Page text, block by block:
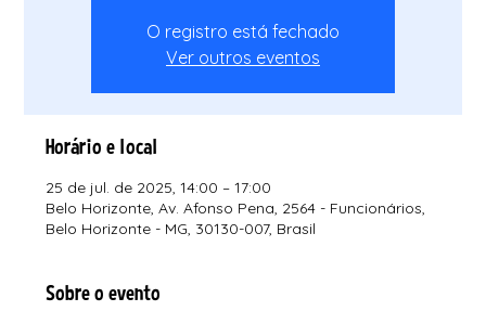
O registro está fechado
Ver outros eventos
Horário e local
25 de jul. de 2025, 14:00 – 17:00
Belo Horizonte, Av. Afonso Pena, 2564 - Funcionários,
Belo Horizonte - MG, 30130-007, Brasil
Sobre o evento